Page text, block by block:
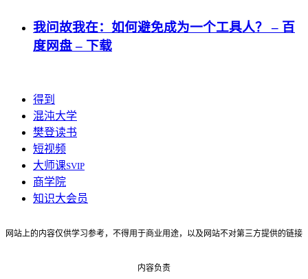
我问故我在：如何避免成为一个工具人？ – 百
度网盘 – 下载
得到
混沌大学
樊登读书
短视频
大师课SVIP
商学院
知识大会员
网站上的内容仅供学习参考，不得用于商业用途，以及网站不对第三方提供的链接
内容负责